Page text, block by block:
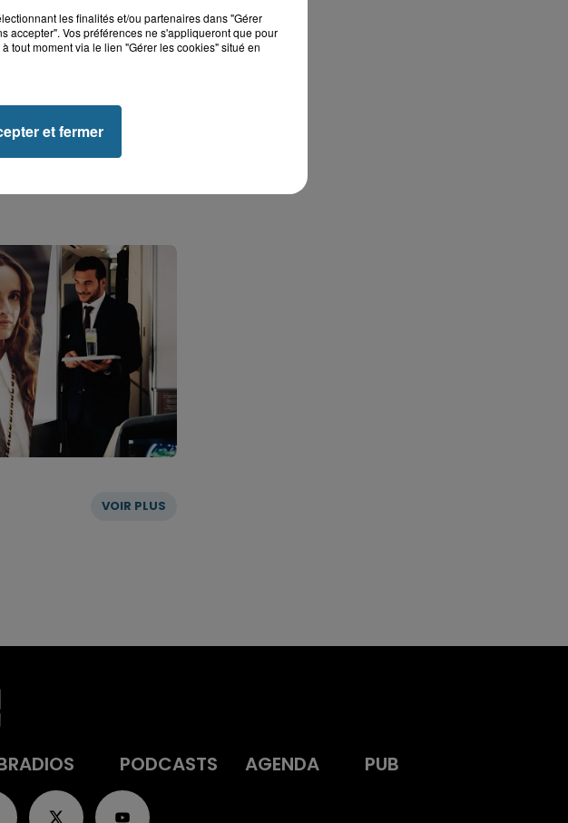
VOIR PLUS
PODCASTS AGENDA PUB
les finalités et/ou partenaires dans "Gérer
accepter". Vos préférences ne s'appliqueront que pour
tout moment via le lien "Gérer les cookies" situé en
et fermer